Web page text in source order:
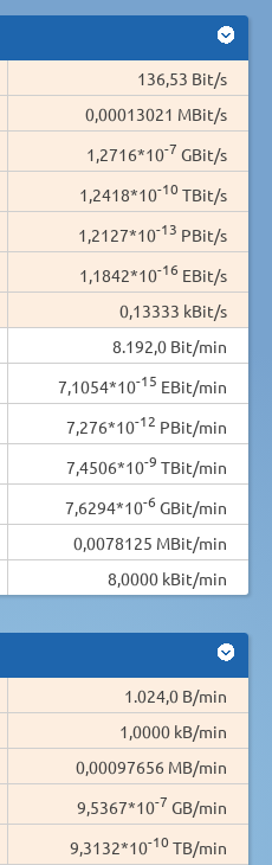
136,53 Bit/s
0,00013021 MBit/s
1,2716*10-7 GBit/s
1,2418*10-10 TBit/s
1,2127*10-13 PBit/s
1,1842*10-16 EBit/s
0,13333 kBit/s
8.192,0 Bit/min
7,1054*10-15 EBit/min
7,276*10-12 PBit/min
7,4506*10-9 TBit/min
7,6294*10-6 GBit/min
0,0078125 MBit/min
8,0000 kBit/min
1.024,0 B/min
1,0000 kB/min
0,00097656 MB/min
9,5367*10-7 GB/min
9,3132*10-10 TB/min